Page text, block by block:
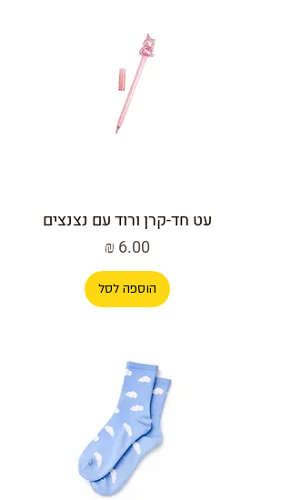
עט חד-קרן ורוד עם נצנצים
מחיר
הוספה לסל